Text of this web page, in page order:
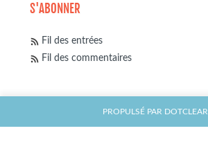
S'ABONNER
Fil des entrées
Fil des commentaires
PROPULSÉ PAR DOTCLEAR